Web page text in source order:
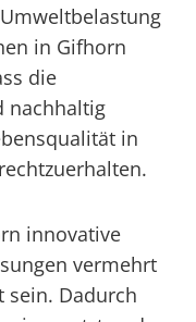
in Gifhorn
die
nachhaltig
in
innovative
vermehrt
Dadurch